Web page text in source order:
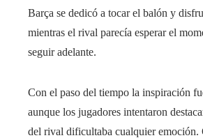
Barça se dedicó a tocar el balón y
mientras el rival parecía esperar el
seguir adelante.
Con el paso del tiempo la inspiración
aunque los jugadores intentaron
del rival dificultaba cualquier emoción.